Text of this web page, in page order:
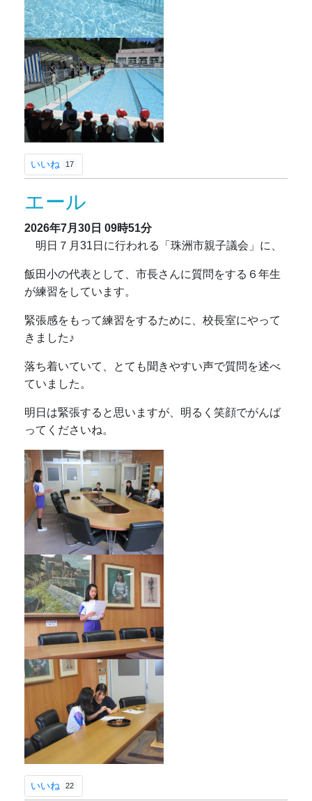
いいね 17
エール
2026年7月30日 09時51分
明日７月31日に行われる「珠洲市親子議会」に、
飯田小の代表として、市長さんに質問をする６年生
が練習をしています。
緊張感をもって練習をするために、校長室にやって
きました♪
落ち着いていて、とても聞きやすい声で質問を述べ
ていました。
明日は緊張すると思いますが、明るく笑顔でがんば
ってくださいね。
いいね 22